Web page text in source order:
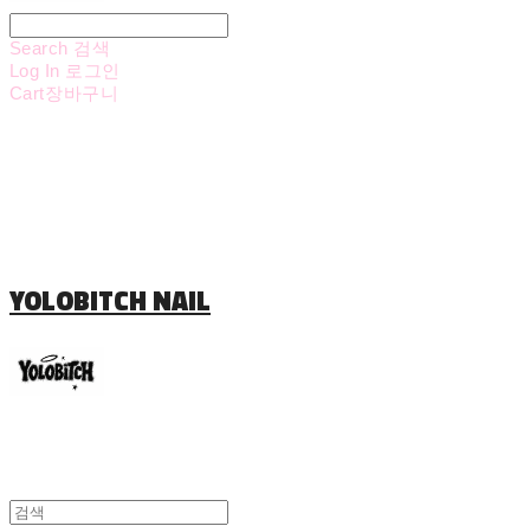
Search 검색
Log In 로그인
Cart장바구니
YOLOBITCH NAIL